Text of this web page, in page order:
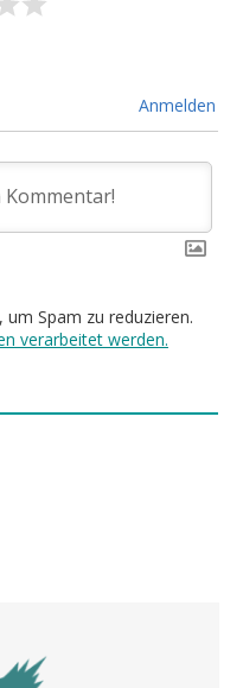
Anmelden
Spam zu reduzieren.
verarbeitet werden.